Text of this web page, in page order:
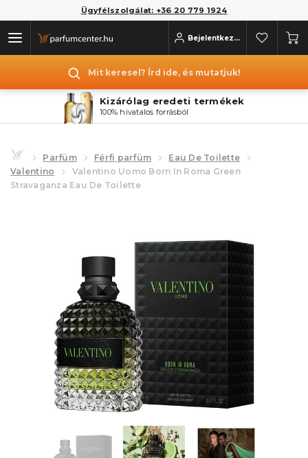
Ügyfélszolgálat: +36 20 779 1924
Bejelentkezés
Mit keresel? Írd ide, és mutatjuk!
Kizárólag eredeti termékek
100% hivatalos forrásból
Parfüm Férfi parfüm
Eau De Toilette
Valentino
Valentino Uomo Born In Roma Green
Stravaganza Eau De Toilette